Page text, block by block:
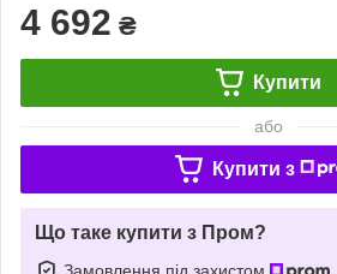
4 692 ₴
Купити
або
Купити з
Що таке купити з Пром?
Замовлення під захистом